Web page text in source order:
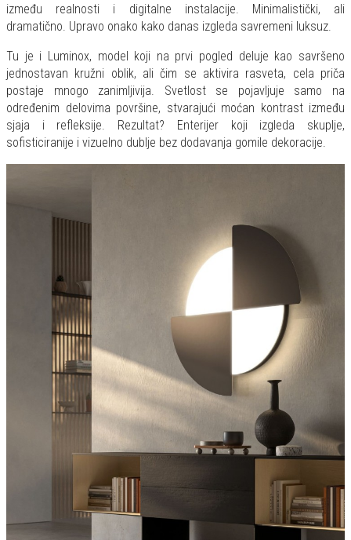
između realnosti i digitalne instalacije. Minimalistički, ali
dramatično. Upravo onako kako danas izgleda savremeni luksuz.
Tu je i Luminox, model koji na prvi pogled deluje kao savršeno
jednostavan kružni oblik, ali čim se aktivira rasveta, cela priča
postaje mnogo zanimljivija. Svetlost se pojavljuje samo na
određenim delovima površine, stvarajući moćan kontrast između
sjaja i refleksije. Rezultat? Enterijer koji izgleda skuplje,
sofisticiranije i vizuelno dublje bez dodavanja gomile dekoracije.